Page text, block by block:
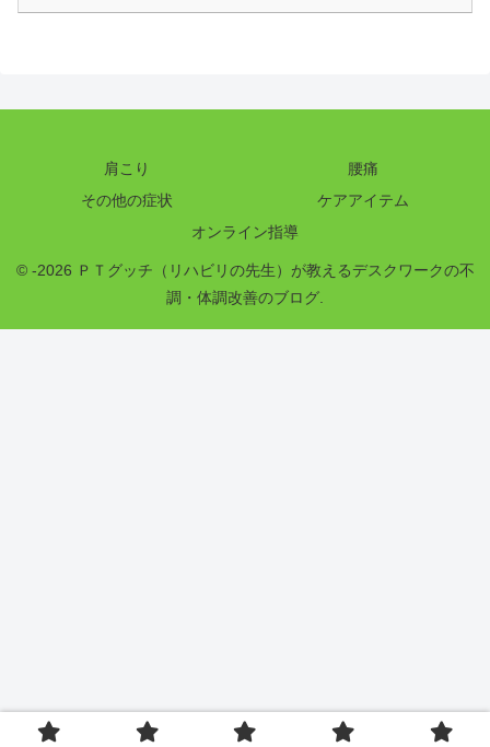
肩こり
腰痛
その他の症状
ケアアイテム
オンライン指導
© -2026 ＰＴグッチ（リハビリの先生）が教えるデスクワークの不
調・体調改善のブログ.